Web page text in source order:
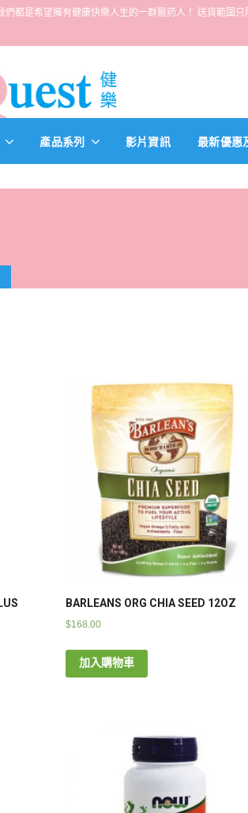
們都是希望擁有健康快樂人生的一群醫葯人！ 送貨範圍
產品系列 影片資訊 最新優惠
BARLEANS ORG CHIA SEED 12OZ
$168.00
加入購物車